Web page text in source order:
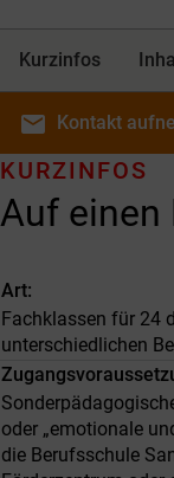
Kurzinfos
email Kontakt
Auf einen
KURZINFOS
Art
Fachklassen für 24
unterschiedlichen
oder „emotionale
die Berufsschule